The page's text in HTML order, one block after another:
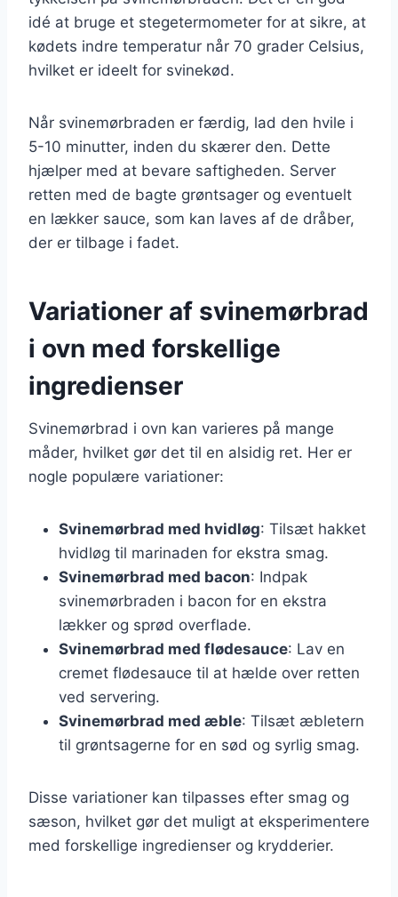
idé at bruge et stegetermometer for at sikre, at
kødets indre temperatur når 70 grader Celsius,
hvilket er ideelt for svinekød.
Når svinemørbraden er færdig, lad den hvile i
5-10 minutter, inden du skærer den. Dette
hjælper med at bevare saftigheden. Server
retten med de bagte grøntsager og eventuelt
en lækker sauce, som kan laves af de dråber,
der er tilbage i fadet.
Variationer af svinemørbrad
i ovn med forskellige
ingredienser
Svinemørbrad i ovn kan varieres på mange
måder, hvilket gør det til en alsidig ret. Her er
nogle populære variationer:
Svinemørbrad med hvidløg: Tilsæt hakket
hvidløg til marinaden for ekstra smag.
Svinemørbrad med bacon: Indpak
svinemørbraden i bacon for en ekstra
lækker og sprød overflade.
Svinemørbrad med flødesauce: Lav en
cremet flødesauce til at hælde over retten
ved servering.
Svinemørbrad med æble: Tilsæt æbletern
til grøntsagerne for en sød og syrlig smag.
Disse variationer kan tilpasses efter smag og
sæson, hvilket gør det muligt at eksperimentere
med forskellige ingredienser og krydderier.